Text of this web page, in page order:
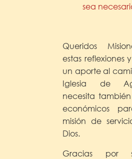
sea
Queridos
estas reflexiones
un aporte al
Iglesia de
necesita
económicos
misión de
Dios.
Gracias por